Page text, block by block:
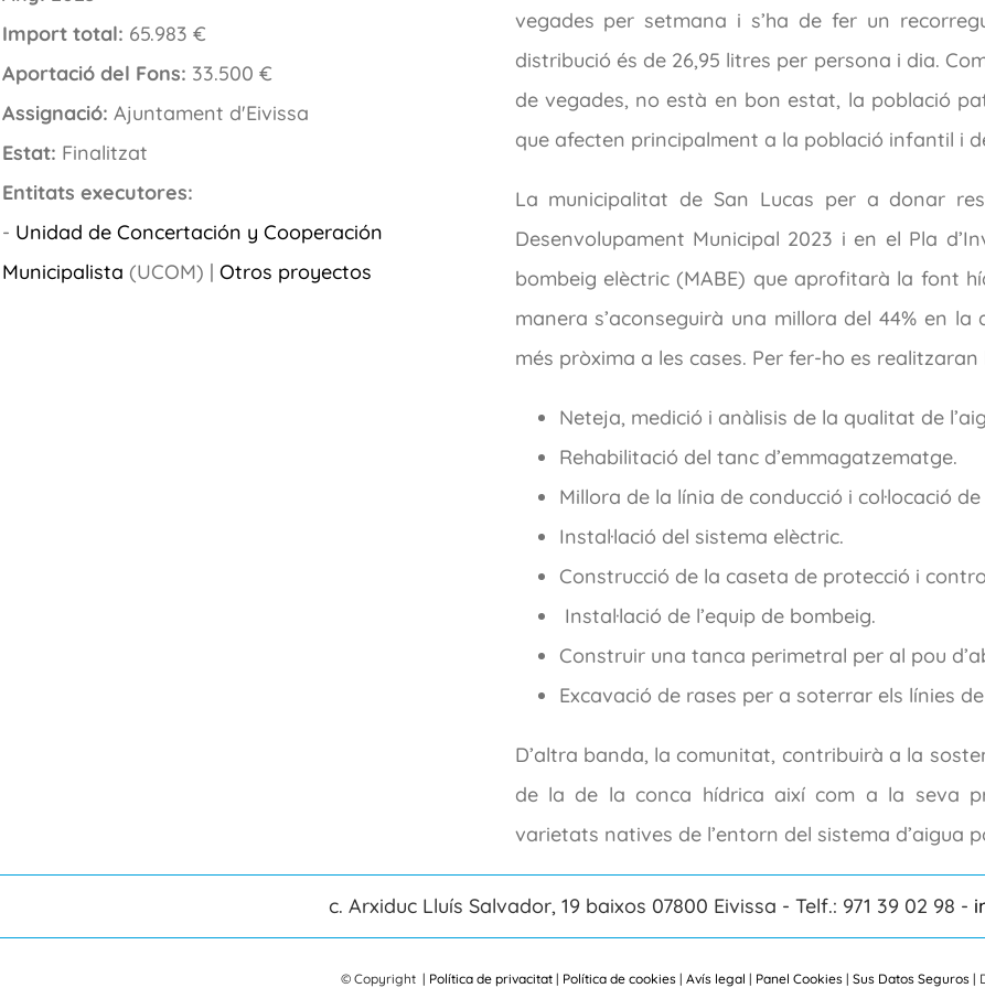
Import total: 65.983 €
Aportació del Fons: 33.500 €
Assignació: Ajuntament d'Eivissa
Estat: Finalitzat
Entitats executores:
- Unidad de Concertación y Cooperación
Municipalista (UCOM) | Otros proyectos
vegades per setmana i s’ha de fer un
distribució és de 26,95 litres per persona i dia.
de vegades, no està en bon estat, la població
que afecten principalment a la població infantil i
La municipalitat de San Lucas per a donar
Desenvolupament Municipal 2023 i en el Pla
bombeig elèctric (MABE) que aprofitarà la font
manera s’aconseguirà una millora del 44% en
més pròxima a les cases. Per fer-ho es
Neteja, medició i anàlisis de la qualitat de
Rehabilitació del tanc d’emmagatzematge.
Millora de la línia de conducció i col·locació
Instal·lació del sistema elèctric.
Construcció de la caseta de protecció i
Instal·lació de l’equip de bombeig.
Construir una tanca perimetral per al pou
Excavació de rases per a soterrar els línies
D’altra banda, la comunitat, contribuirà a la
de la de la conca hídrica així com a la seva
varietats natives de l’entorn del sistema d’aigua
c. Arxiduc Lluís Salvador, 19 baixos 07800 Eivissa - Telf.: 971 39 02 98 -
© Copyright | Política de privacitat | Política de cookies | Avís legal | Panel Cookies | Sus Datos Seguros |